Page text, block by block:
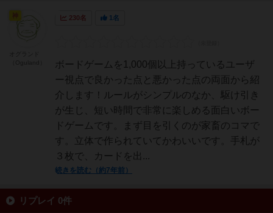
230名 1名
ボードゲームを1,000個以上持っているユーザ
ー視点で良かった点と悪かった点の両面から紹
介します！ルールがシンプルのなか、駆け引き
が生じ、短い時間で非常に楽しめる面白いボー
ドゲームです。まず目を引くのが家畜のコマで
す。立体で作られていてかわいいです。手札が
３枚で、カードを出...
続きを読む（約7年前）
リプレイ 0件